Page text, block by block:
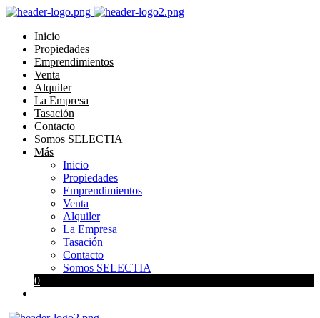
Inicio
Propiedades
Emprendimientos
Venta
Alquiler
La Empresa
Tasación
Contacto
Somos SELECTIA
Más
Inicio
Propiedades
Emprendimientos
Venta
Alquiler
La Empresa
Tasación
Contacto
Somos SELECTIA
0